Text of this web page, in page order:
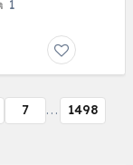
1
7 ... 1498